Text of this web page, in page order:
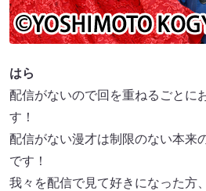
はら
配信がないので回を重ねるごとに
す！
配信がない漫才は制限のない本来
です！
我々を配信で見て好きになった方